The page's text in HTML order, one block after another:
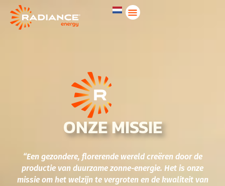
ONZE MISSIE
“Een gezondere, florerende wereld creëren door de
productie van duurzame zonne-energie. Het is onze
missie om het welzijn te vergroten en de kwaliteit van